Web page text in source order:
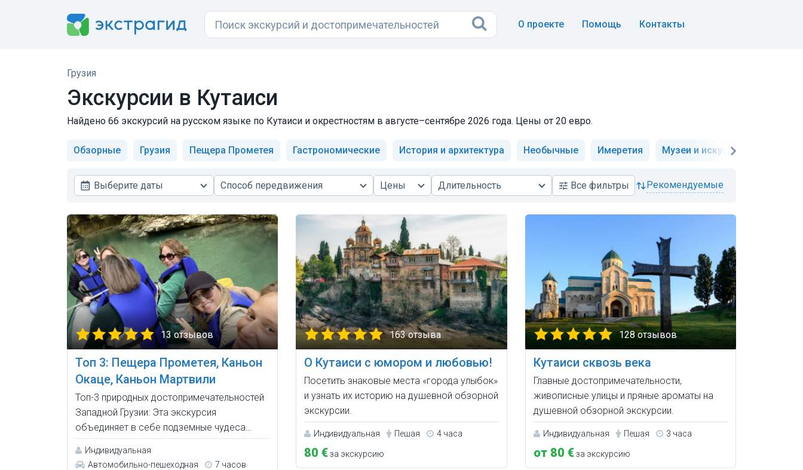
О проекте Помощь Контакты
Грузия
Экскурсии в Кутаиси
Найдено 66 экскурсий на русском языке по Кутаиси и окрестностям в августе–сентябре 2026 года. Цены от 20 евро.
Обзорные Грузия Пещера Прометея Гастрономические История и архитектура Необычные Имеретия Музеи и искусство
Выберите даты Способ передвижения Цены Длительность Все фильтры рекомендуемые
13 отзывов
Топ 3: Пещера Прометея, Каньон
Окаце, Каньон Мартвили
Топ-3 природных достопримечательностей
Западной Грузии: Эта экскурсия
объединяет в себе подземные чудеса…
Индивидуальная
Автомобильно-пешеходная
7 часов
163 отзыва
О Кутаиси с юмором и любовью!
Посетить знаковые места «города улыбок»
и узнать их историю на душевной обзорной
экскурсии.
Индивидуальная Пешая 4 часа
80 €за экскурсию
128 отзывов
Кутаиси сквозь века
Главные достопримечательности,
живописные улицы и пряные ароматы на
душевной обзорной экскурсии.
Индивидуальная Пешая 3 часа
от 80 €за экскурсию